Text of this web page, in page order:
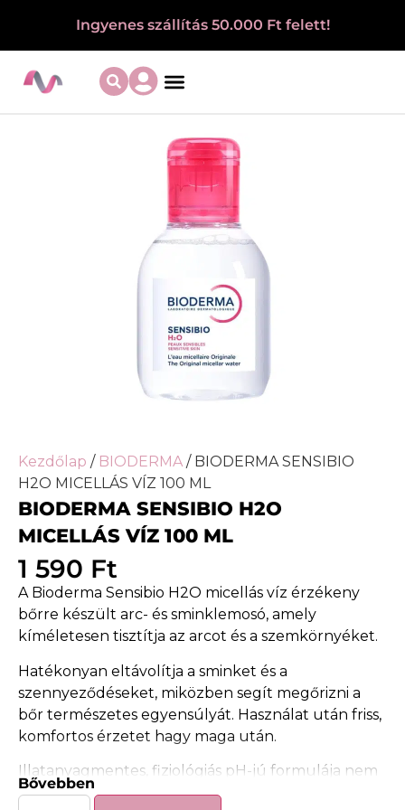
Ingyenes szállítás 50.000 Ft felett!
Kezdőlap / BIODERMA / BIODERMA SENSIBIO
H2O MICELLÁS VÍZ 100 ML
BIODERMA SENSIBIO H2O
MICELLÁS VÍZ 100 ML
1 590 Ft
A Bioderma Sensibio H2O micellás víz érzékeny
bőrre készült arc- és sminklemosó, amely
kíméletesen tisztítja az arcot és a szemkörnyéket.
Hatékonyan eltávolítja a sminket és a
szennyeződéseket, miközben segít megőrizni a
bőr természetes egyensúlyát. Használat után friss,
komfortos érzetet hagy maga után.
Illatanyagmentes, fiziológiás pH-jú formulája nem
igényel leöblítést, és nagyon jó toleranciát biztosít
Bővebben